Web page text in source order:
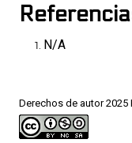
Derechos de autor 2025
N/A